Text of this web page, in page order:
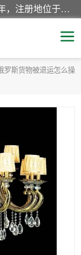
上海青禾贸易有限公司成立于2020年，注册地位于上海市宝山区。经营范围包括：机械设备、五金制品、劳防用品、电子产品、塑胶制品、家具、模具、纺织品、仪器仪表、建筑材料、装饰材料、化工产品、金属制品、机车配件等货物进出口报关、清关服务。
罗斯货物被退运怎么操
清关
口清关